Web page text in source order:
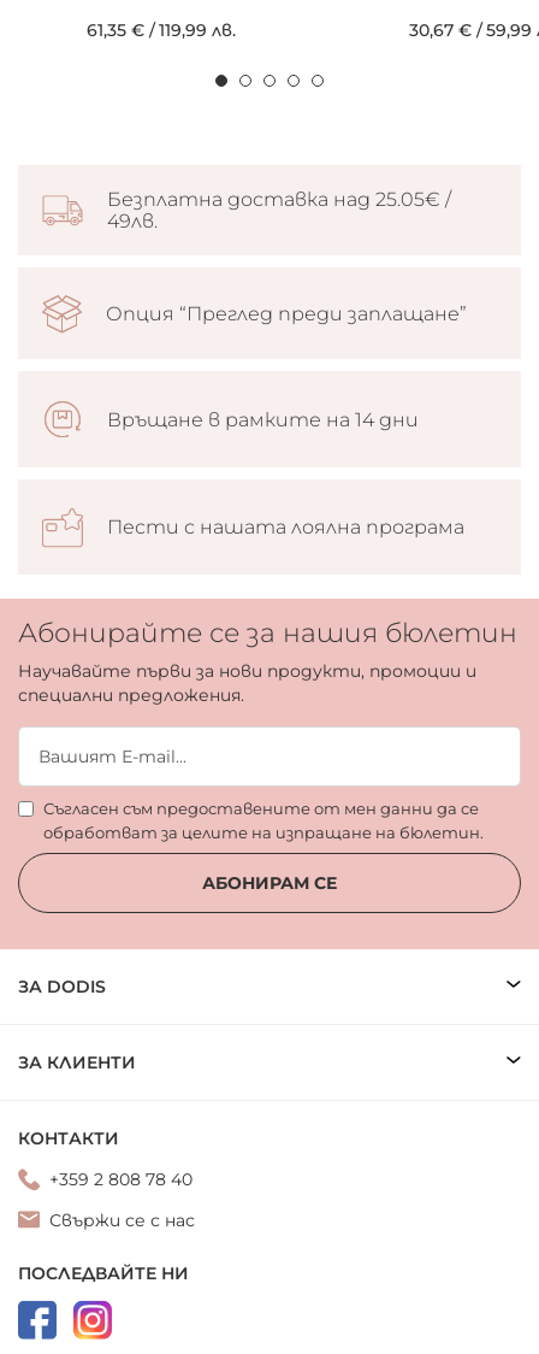
61,35 € /119,99 лв.
30,67 € /59,99
Безплатна доставка над 25.05€ /
49лв.
Опция “Преглед преди заплащане”
Връщане в рамките на 14 дни
Пести с нашата лоялна програма
Абонирайте се за нашия бюлетин
Научавайте първи за нови продукти, промоции и
специални предложения.
Съгласен съм предоставените от мен данни да се
обработват за целите на изпращане на бюлетин.
АБОНИРАМ СЕ
ЗА DODIS
ЗА КЛИЕНТИ
КОНТАКТИ
+359 2 808 78 40
Свържи се с нас
ПОСЛЕДВАЙТЕ НИ